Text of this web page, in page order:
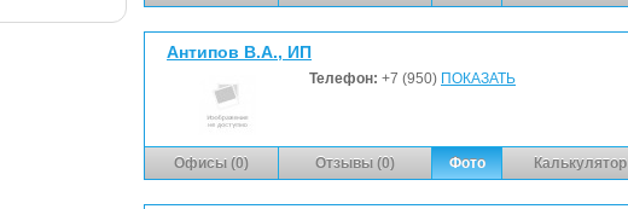
Антипов В.А., ИП
Телефон: +7 (950) ПОКАЗАТЬ
Офисы (0) Отзывы (0) Фото Калькулятор